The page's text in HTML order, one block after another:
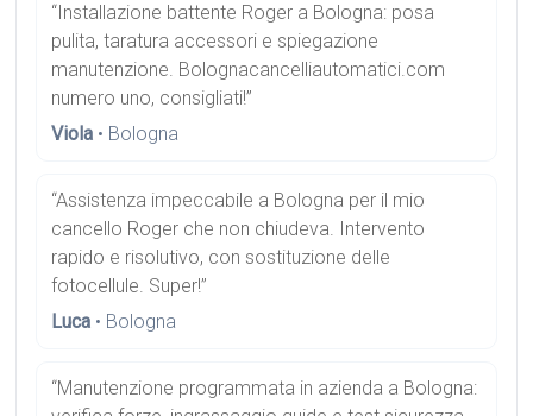
“Installazione battente Roger a Bologna: posa
pulita, taratura accessori e spiegazione
manutenzione. Bolognacancelliautomatici.com
numero uno, consigliati!”
Viola • Bologna
“Assistenza impeccabile a Bologna per il mio
cancello Roger che non chiudeva. Intervento
rapido e risolutivo, con sostituzione delle
fotocellule. Super!”
Luca • Bologna
“Manutenzione programmata in azienda a Bologna: